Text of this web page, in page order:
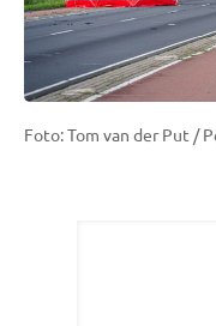
Foto: Tom van der Put /